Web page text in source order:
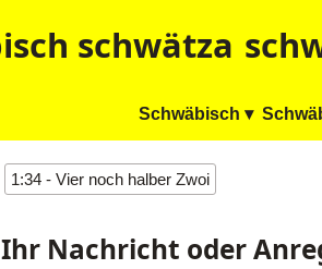
Schwäbisch ▾
1:34 - Vier noch halber Zwoi
Ihr Nachricht oder